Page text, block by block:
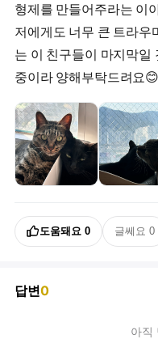
형제를 만들어주라는 이
저에게도 너무 큰 트라우
는 이 친구들이 마지막일
도움돼요 0 글쎄요 0
답변0
아직